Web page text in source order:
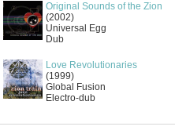
Original Sounds of the Zion
(2002)
Universal Egg
Dub
Love Revolutionaries
(1999)
Global Fusion
Electro-dub